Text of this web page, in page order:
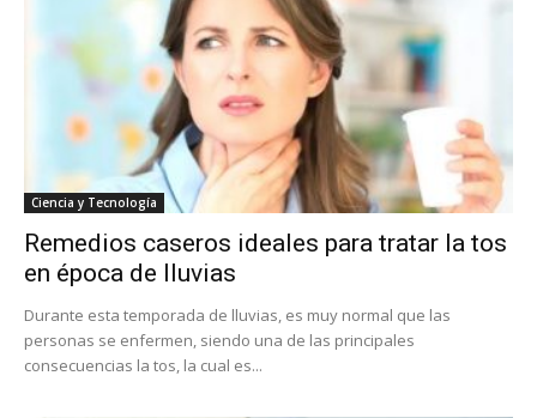
Ciencia y Tecnología
Remedios caseros ideales para tratar la tos
en época de lluvias
Durante esta temporada de lluvias, es muy normal que las
personas se enfermen, siendo una de las principales
consecuencias la tos, la cual es...